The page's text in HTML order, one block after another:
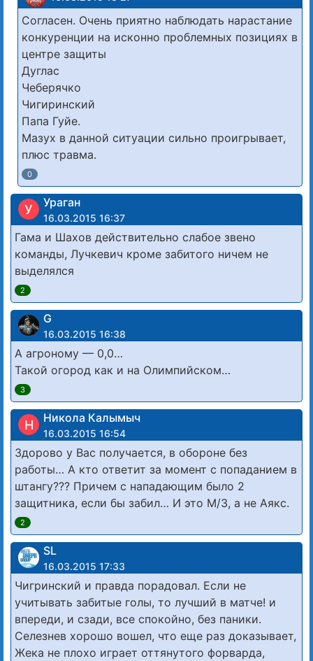
Согласен. Очень приятно наблюдать нарастание
конкуренции на исконно проблемных позициях в
центре защиты
Дуглас
Чеберячко
Чигиринский
Папа Гуйе.
Мазух в данной ситуации сильно проигрывает,
плюс травма.
0
У Ураган
16.03.2015 16:37
Гама и Шахов действительно слабое звено
команды, Лучкевич кроме забитого ничем не
выделялся
2
G
16.03.2015 16:38
А агроному — 0,0…
Такой огород как и на Олимпийском…
3
Н Никола Калымыч
16.03.2015 16:54
Здорово у Вас получается, в обороне без
работы… А кто ответит за момент с попаданием в
штангу??? Причем с нападающим было 2
защитника, если бы забил… И это М/З, а не Аякс.
2
SL
16.03.2015 17:33
Чигринский и правда порадовал. Если не
учитывать забитые голы, то лучший в матче! и
впереди, и сзади, все спокойно, без паники.
Селезнев хорошо вошел, что еще раз доказывает,
Жека не плохо играет оттянутого форварда,